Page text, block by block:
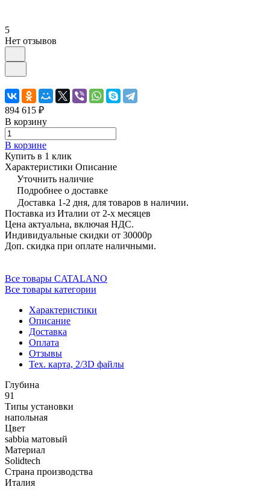
5
Нет отзывов
894 615 ₽
В корзину
В корзине
Купить в 1 клик
Характеристики Описание
Уточнить наличие
Подробнее о доставке
Доставка 1-2 дня, для товаров в наличии.
Поставка из Италии от 2-х месяцев
Цена актуальна, включая НДС.
Индивидуальные скидки от 30000р
Доп. скидка при оплате наличными.
Все товары CATALANO
Все товары категории
Характеристики
Описание
Доставка
Оплата
Отзывы
Тех. карта, 2/3D файлы
Глубина
91
Типы установки
напольная
Цвет
sabbia матовый
Материал
Solidtech
Страна производства
Италия